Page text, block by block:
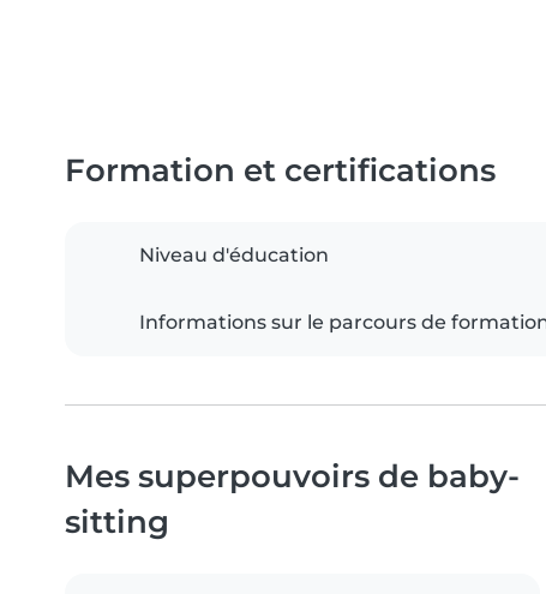
Formation et certifications
Niveau d'éducation
Informations sur le parcours de
Mes superpouvoirs de baby-
sitting